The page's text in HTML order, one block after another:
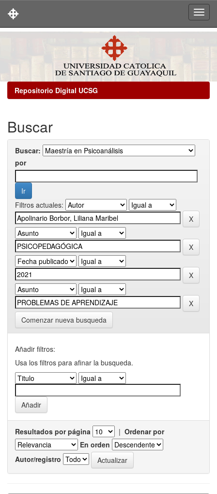
Repositorio Digital UCSG
Buscar
Buscar:
por
Filtros actuales:
Comenzar nueva busqueda
Añadir filtros:
Usa los filtros para afinar la busqueda.
Resultados por página | Ordenar por
En orden
Autor/registro